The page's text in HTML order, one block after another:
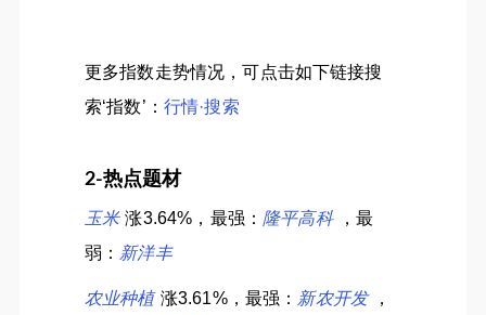
更多指数走势情况，可点击如下链接搜
索‘指数’： 行情·搜索
2-热点题材
玉米 涨3.64%，最强： 隆平高科
，最
弱： 新洋丰
农业种植 涨3.61%，最强： 新农开发
，